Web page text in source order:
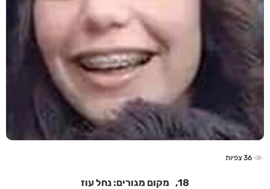
36 צפיות
18,
מקום מגורים: נחל עוז